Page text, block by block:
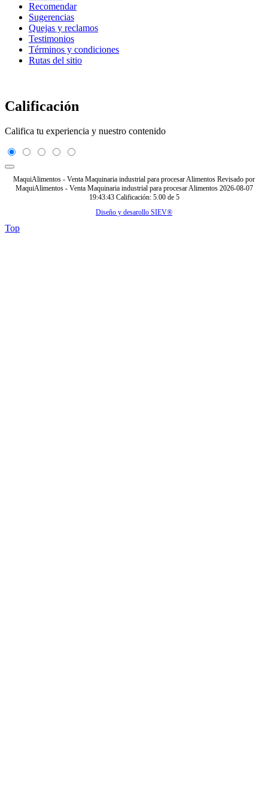
Recomendar
Sugerencias
Quejas y reclamos
Testimonios
Términos y condiciones
Rutas del sitio
Calificación
Califica tu experiencia y nuestro contenido
MaquiAlimentos - Venta Maquinaria industrial para procesar Alimentos Revisado por
MaquiAlimentos - Venta Maquinaria industrial para procesar Alimentos 2026-08-07
19:43:43 Calificación: 5.00 de 5
Diseño y desarollo SIEV®
Top